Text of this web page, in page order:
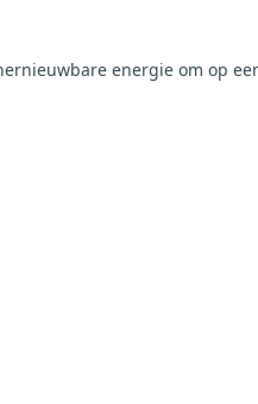
energie om op